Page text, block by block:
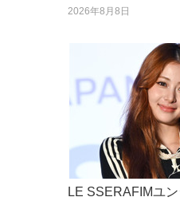
2026年8月8日
LE SSERAFIMユ